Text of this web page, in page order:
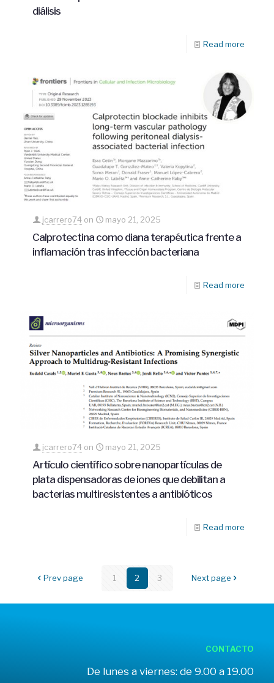
diálisis
Read more
jcarrero74 on mayo 21, 2025
Calprotectina como diana terapéutica frente a
inflamación tras infección bacteriana
Read more
jcarrero74 on mayo 21, 2025
Artículo científico sobre nanopartículas de
plata dispensadoras de iones que debilitan a
bacterias multiresistentes a antibióticos
Read more
Prev page 1 2 3 Next page
CONTACTO
De lunes a viernes: de 9.00 a 19.00